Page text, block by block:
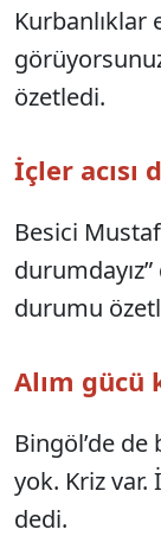
Kurbanlıklar
özetledi.
İçler acısı
Besici
durumu
Alım gücü
Bingöl’de de
yok. Kriz var.
dedi.